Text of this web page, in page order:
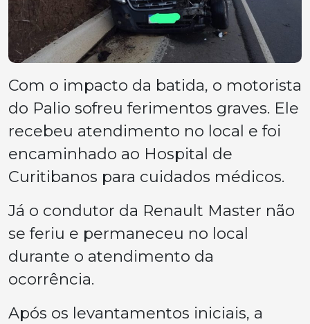
Com o impacto da batida, o motorista
do Palio sofreu ferimentos graves. Ele
recebeu atendimento no local e foi
encaminhado ao Hospital de
Curitibanos para cuidados médicos.
Já o condutor da Renault Master não
se feriu e permaneceu no local
durante o atendimento da
ocorrência.
Após os levantamentos iniciais, a